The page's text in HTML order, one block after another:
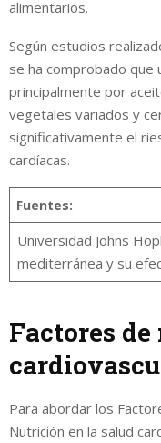
alimentarios.
Según estudios
se ha comprobado que
principalmente por
vegetales variados y
significativamente el
cardíacas.
Fuentes:
Universidad Johns
mediterránea y su
Factores de
Para abordar los
Nutrición en la salud